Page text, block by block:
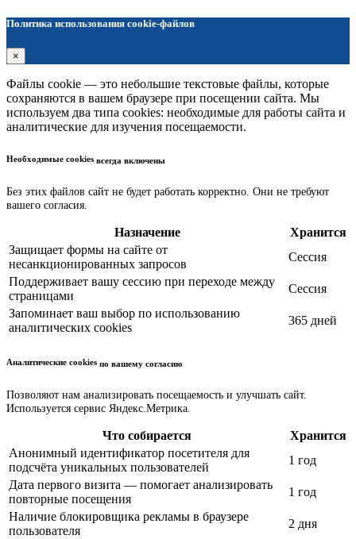
Политика использования cookie-файлов
×
Файлы cookie — это небольшие текстовые файлы, которые
сохраняются в вашем браузере при посещении сайта. Мы
используем два типа cookies: необходимые для работы сайта и
аналитические для изучения посещаемости.
Необходимые cookies всегда включены
Без этих файлов сайт не будет работать корректно. Они не требуют
вашего согласия.
Назначение
Хранится
Защищает формы на сайте от
несанкционированных запросов
Сессия
Поддерживает вашу сессию при переходе между
страницами
Сессия
Запоминает ваш выбор по использованию
аналитических cookies
365 дней
Аналитические cookies по вашему согласию
Позволяют нам анализировать посещаемость и улучшать сайт.
Используется сервис Яндекс.Метрика.
Что собирается
Хранится
Анонимный идентификатор посетителя для
подсчёта уникальных пользователей
1 год
Дата первого визита — помогает анализировать
повторные посещения
1 год
Наличие блокировщика рекламы в браузере
пользователя
2 дня